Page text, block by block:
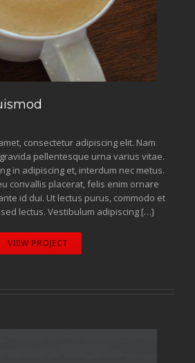
consectetur adipiscing elit. Nam
pellentesque urna varius vitae.
in adipiscing et, interdum nec metus.
convallis placerat, felis enim ornare
id dui. Ut lectus purus, commodo et
lectus. Vestibulum adipiscing […]
VIEW PROJECT